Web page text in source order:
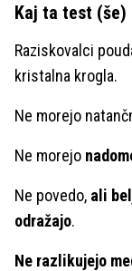
Kaj ta test (še)
Raziskovalci
kristalna krogla.
Ne morejo
Ne morejo
Ne povedo, ali
odražajo.
Ne razlikujejo